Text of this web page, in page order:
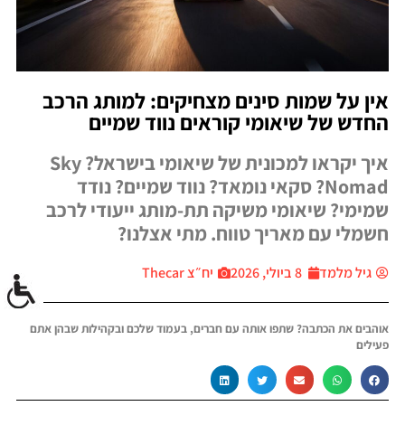
אין על שמות סינים מצחיקים: למותג הרכב
החדש של שיאומי קוראים נווד שמיים
איך יקראו למכונית של שיאומי בישראל? Sky
Nomad? סקאי נומאד? נווד שמיים? נודד
שמימי? שיאומי משיקה תת-מותג ייעודי לרכב
חשמלי עם מאריך טווח. מתי אצלנו?
גיל מלמד 8 ביולי, 2026 יח״צ Thecar
אוהבים את הכתבה? שתפו אותה עם חברים, בעמוד שלכם ובקהילות שבהן אתם
פעילים